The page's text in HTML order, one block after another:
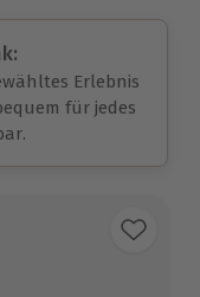
Erlebnis
für jedes